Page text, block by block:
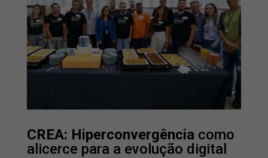
CREA: Hiperconvergênciacomo
alicerce para a evolução digital